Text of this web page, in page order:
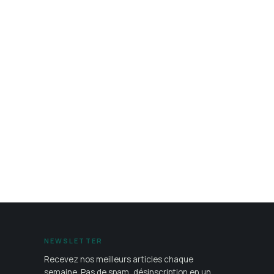
NEWSLETTER
Recevez nos meilleurs articles chaque